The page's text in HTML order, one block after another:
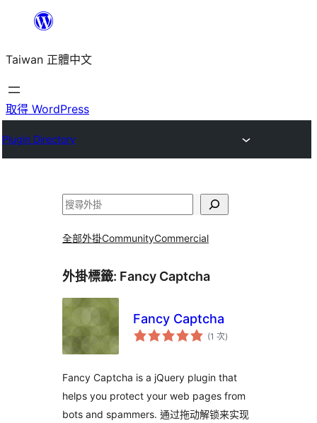
主
要
內
Taiwan 正體中文
取得 WordPress
Plugin Directory
搜
全部外掛CommunityCommercial
外掛標籤: Fancy Captcha
Fancy Captcha
(1 次評
分)
Fancy Captcha is a jQuery plugin that
helps you protect your web pages from
bots and spammers. 通过拖动解锁来实现